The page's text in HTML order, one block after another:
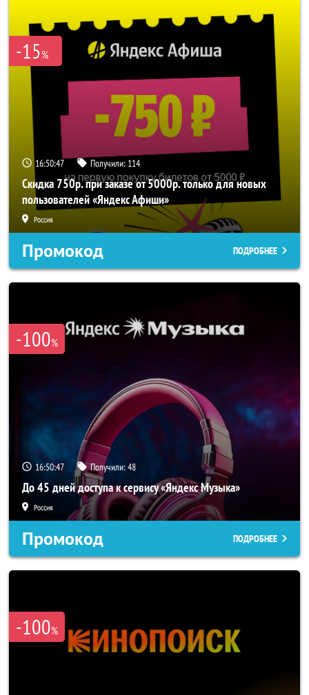
-15%
16:50:44 Получили: 114
Скидка 750р. при заказе от 5000р. только для новых
пользователей «Яндекс Афиши»
Россия
Промокод ПОДРОБНЕЕ
-100%
16:50:44 Получили:48
До 45 дней доступа к сервису «Яндекс Музыка»
Россия
Промокод ПОДРОБНЕЕ
-100%